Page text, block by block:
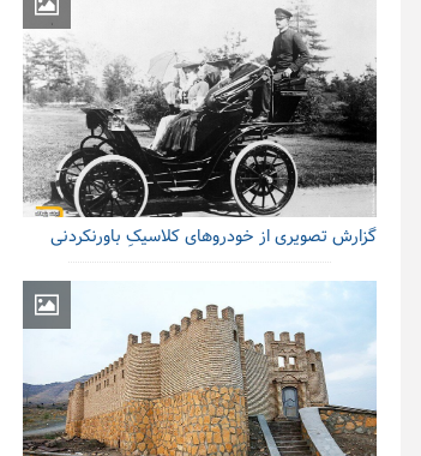
گزارش تصویری از خودروهای کلاسیکِ باورنکردنی